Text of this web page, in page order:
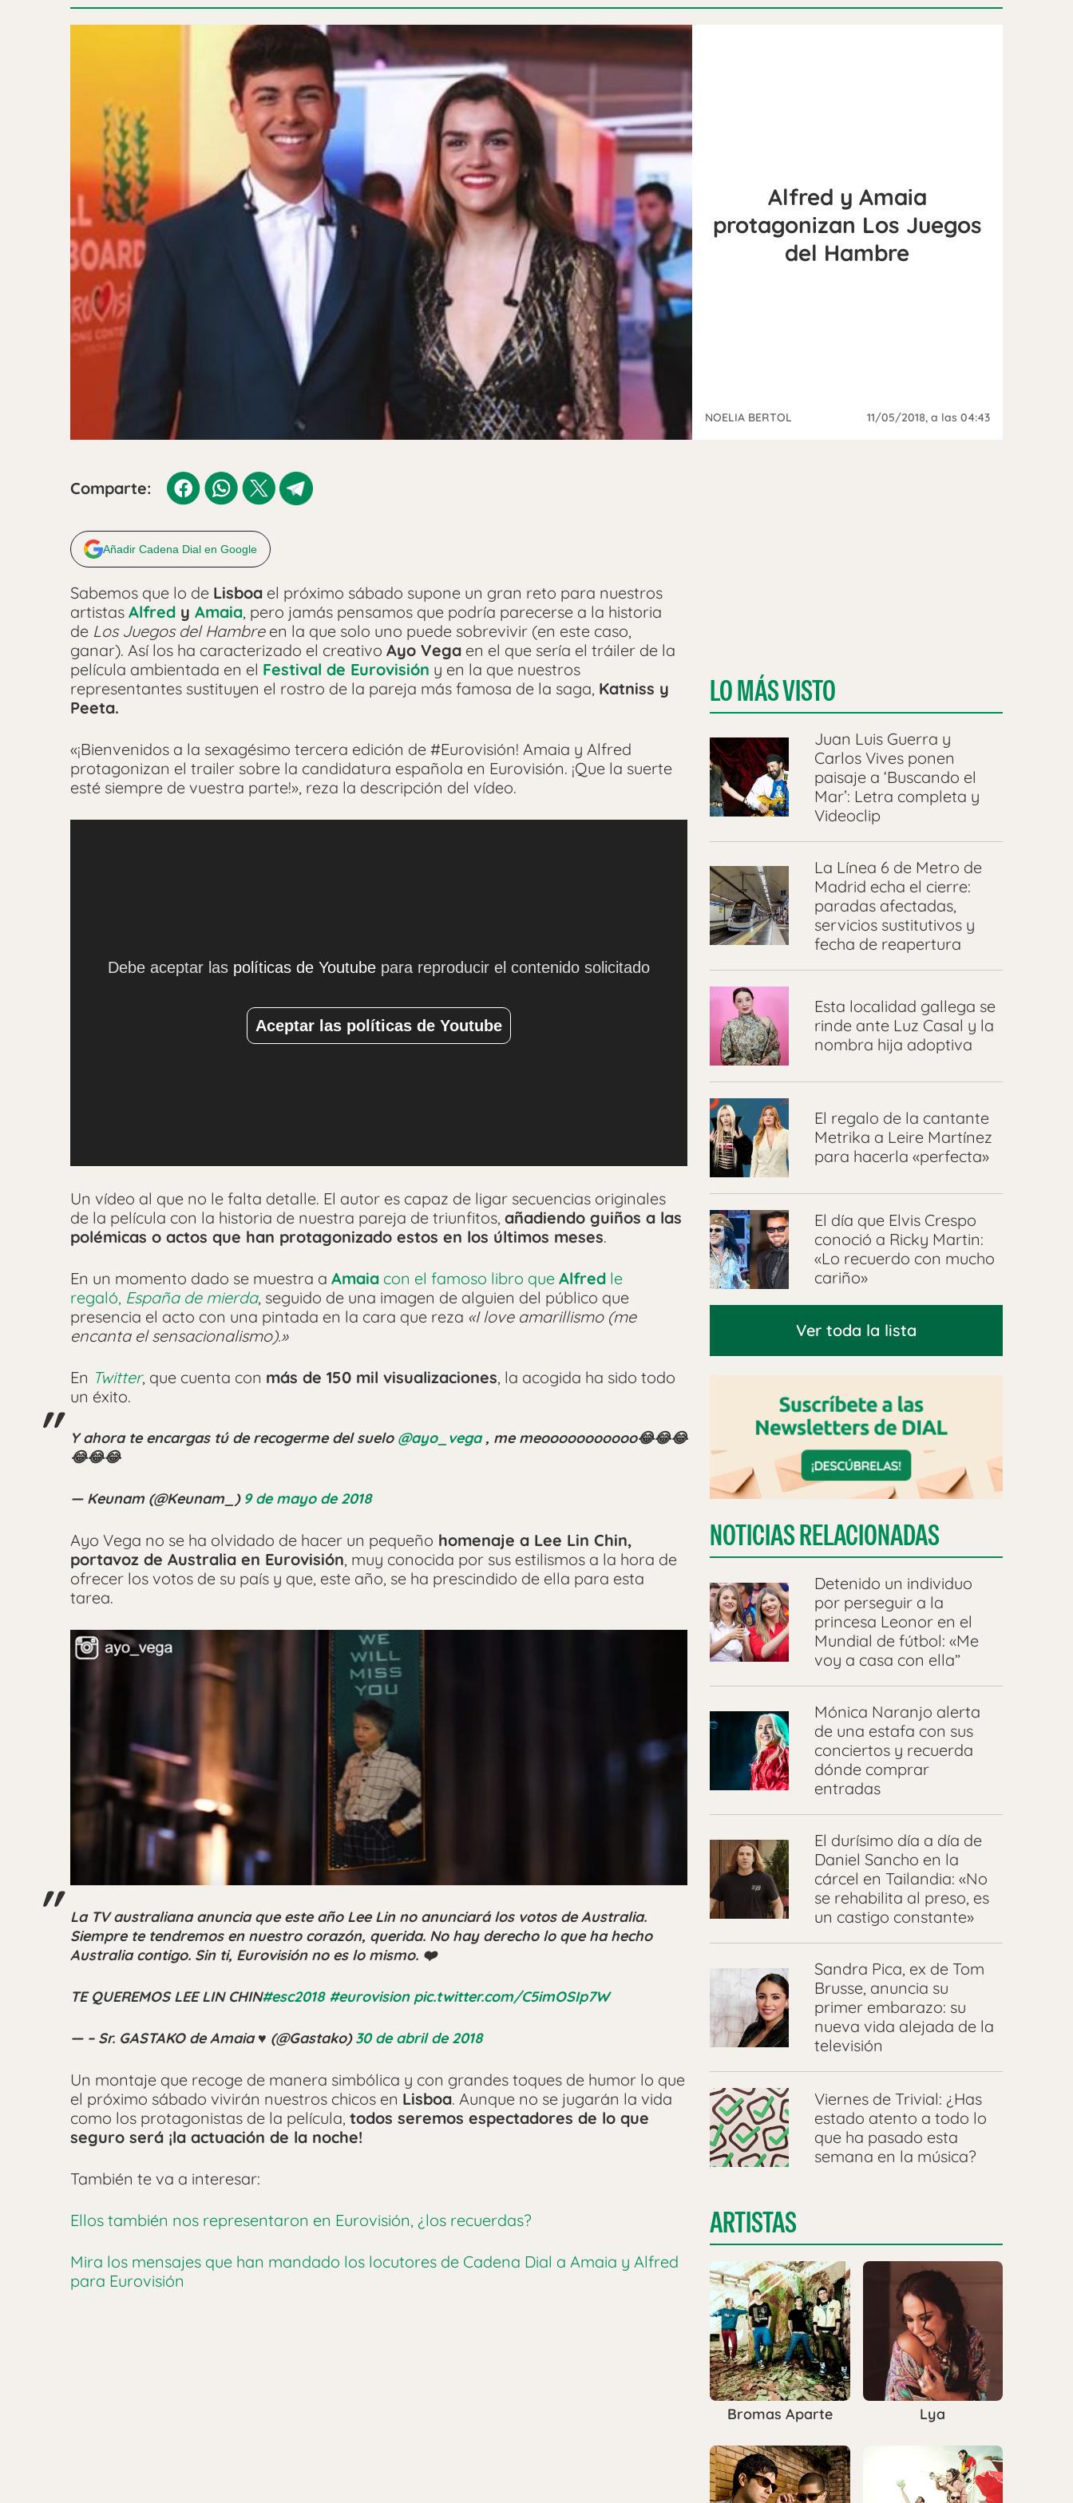
Alfred y Amaia
protagonizan Los Juegos
del Hambre
NOELIA BERTOL 11/05/2018, a las 04:43
Comparte:
Añadir Cadena Dial en Google
Sabemos que lo de Lisboa el próximo sábado supone un gran reto para nuestros
artistas Alfred y Amaia, pero jamás pensamos que podría parecerse a la historia
de Los Juegos del Hambreen la que solo uno puede sobrevivir (en este caso,
ganar). Así los ha caracterizado el creativo Ayo Vega en el que sería el tráiler de la
película ambientada en el Festival de Eurovisión y en la que nuestros
representantes sustituyen el rostro de la pareja más famosa de la saga, Katniss y
Peeta.
«¡Bienvenidos a la sexagésimo tercera edición de #Eurovisión! Amaia y Alfred
protagonizan el trailer sobre la candidatura española en Eurovisión. ¡Que la suerte
esté siempre de vuestra parte!», reza la descripción del vídeo.
Debe aceptar las políticas de Youtube para reproducir el contenido solicitado
Aceptar las políticas de Youtube
Un vídeo al que no le falta detalle. El autor es capaz de ligar secuencias originales
de la película con la historia de nuestra pareja de triunfitos, añadiendo guiños a las
polémicas o actos que han protagonizado estos en los últimos meses.
En un momento dado se muestra a Amaia con el famoso libro que Alfred le
regaló, España de mierda, seguido de una imagen de alguien del público que
presencia el acto con una pintada en la cara que reza «I love amarillismo (me
encanta el sensacionalismo).»
En Twitter, que cuenta con más de 150 mil visualizaciones, la acogida ha sido todo
un éxito.
Y ahora te encargas tú de recogerme del suelo @ayo_vega, me meooooooooooo😂😂😂
😂😂😂
— Keunam (@Keunam_) 9 de mayo de 2018
Ayo Vega no se ha olvidado de hacer un pequeño homenaje a Lee Lin Chin,
portavoz de Australia en Eurovisión, muy conocida por sus estilismos a la hora de
ofrecer los votos de su país y que, este año, se ha prescindido de ella para esta
tarea.
La TV australiana anuncia que este año Lee Lin no anunciará los votos de Australia.
Siempre te tendremos en nuestro corazón, querida. No hay derecho lo que ha hecho
Australia contigo. Sin ti, Eurovisión no es lo mismo. ❤️
TE QUEREMOS LEE LIN CHIN#esc2018 #eurovision pic.twitter.com/C5imOSIp7W
— – Sr. GASTAKO de Amaia ♥ (@Gastako)30 de abril de 2018
Un montaje que recoge de manera simbólica y con grandes toques de humor lo que
el próximo sábado vivirán nuestros chicos en Lisboa. Aunque no se jugarán la vida
como los protagonistas de la película, todos seremos espectadores de lo que
seguro será ¡la actuación de la noche!
También te va a interesar:
Ellos también nos representaron en Eurovisión, ¿los recuerdas?
Mira los mensajes que han mandado los locutores de Cadena Dial a Amaia y Alfred
para Eurovisión
LO MÁS VISTO
Juan Luis Guerra y
Carlos Vives ponen
paisaje a ‘Buscando el
Mar’: Letra completa y
Videoclip
La Línea 6 de Metro de
Madrid echa el cierre:
paradas afectadas,
servicios sustitutivos y
fecha de reapertura
Esta localidad gallega se
rinde ante Luz Casal y la
nombra hija adoptiva
El regalo de la cantante
Metrika a Leire Martínez
para hacerla «perfecta»
El día que Elvis Crespo
conoció a Ricky Martin:
«Lo recuerdo con mucho
cariño»
Ver toda la lista
NOTICIAS RELACIONADAS
Detenido un individuo
por perseguir a la
princesa Leonor en el
Mundial de fútbol: «Me
voy a casa con ella”
Mónica Naranjo alerta
de una estafa con sus
conciertos y recuerda
dónde comprar
entradas
El durísimo día a día de
Daniel Sancho en la
cárcel en Tailandia: «No
se rehabilita al preso, es
un castigo constante»
Sandra Pica, ex de Tom
Brusse, anuncia su
primer embarazo: su
nueva vida alejada de la
televisión
Viernes de Trivial: ¿Has
estado atento a todo lo
que ha pasado esta
semana en la música?
ARTISTAS
Bromas Aparte Lya